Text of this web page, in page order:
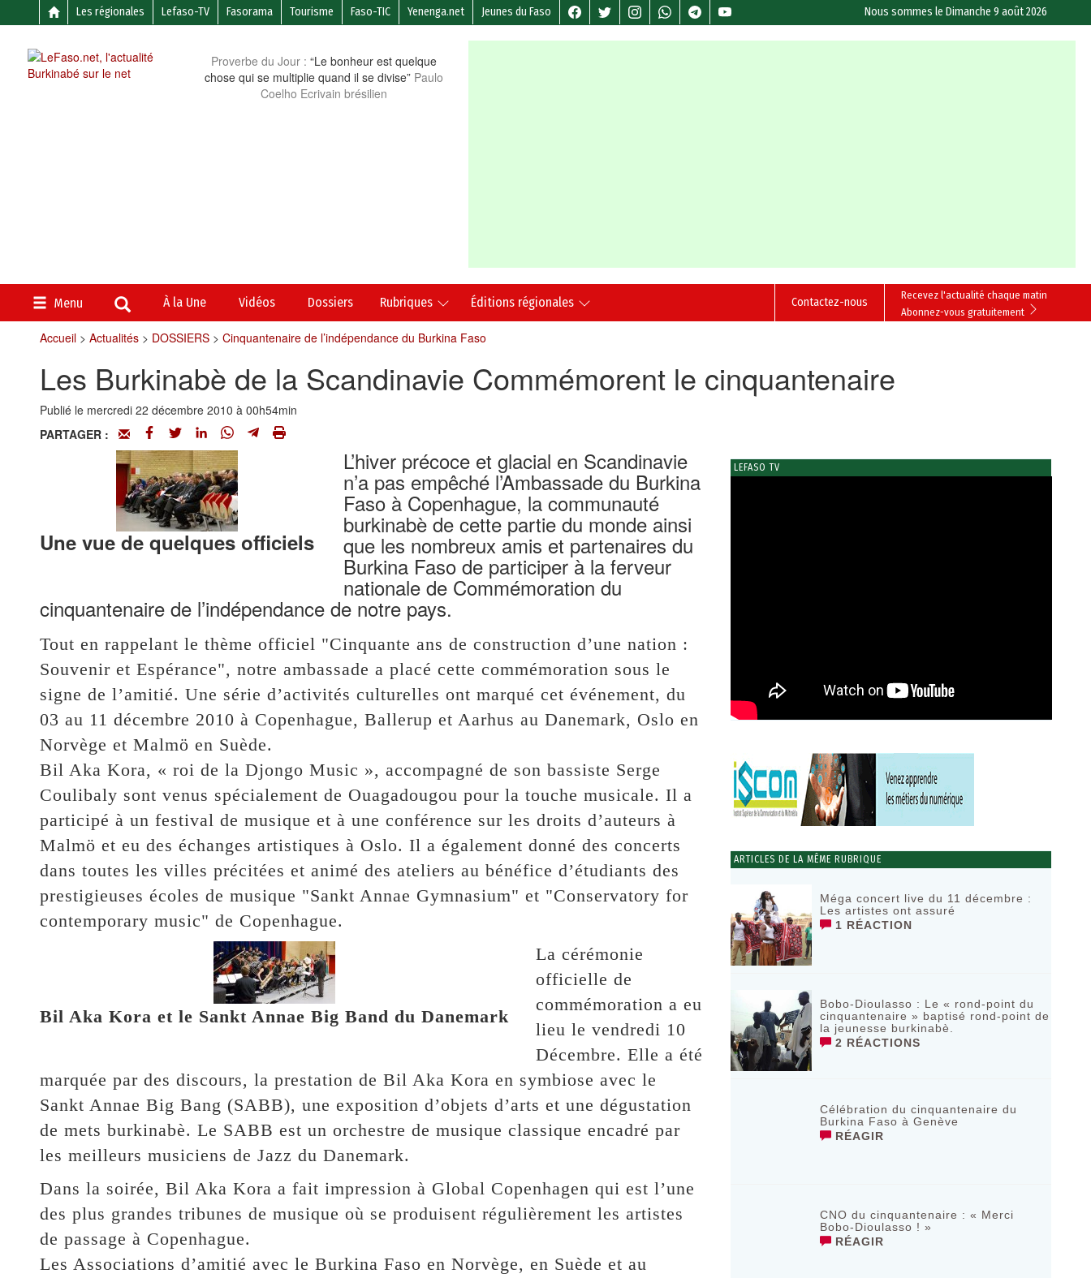
Les régionales Lefaso-TV Fasorama Tourisme Faso-TIC Yenenga.net Jeunes du Faso Nous sommes leDimanche 9 août 2026
Proverbe du Jour : “Le bonheur est quelque
chose qui se multiplie quand il se divise” Paulo
Coelho Ecrivain brésilien
Menu À la Une Vidéos Dossiers Rubriques Éditions régionales
Recevez l'actualité chaque matin
Abonnez-vous gratuitement
Contactez-nous
Accueil> Actualités> DOSSIERS> Cinquantenaire de l’indépendance du Burkina Faso
Les Burkinabè de la Scandinavie Commémorent le cinquantenaire
Publié le mercredi 22 décembre 2010 à 00h54min
PARTAGER :
Une vue de quelques officiels
L’hiver précoce et glacial en Scandinavie
n’a pas empêché l’Ambassade du Burkina
Faso à Copenhague, la communauté
burkinabè de cette partie du monde ainsi
que les nombreux amis et partenaires du
Burkina Faso de participer à la ferveur
nationale de Commémoration du
cinquantenaire de l’indépendance de notre pays.
Tout en rappelant le thème officiel "Cinquante ans de construction d’une nation :
Souvenir et Espérance", notre ambassade a placé cette commémoration sous le
signe de l’amitié. Une série d’activités culturelles ont marqué cet événement, du
03 au 11 décembre 2010 à Copenhague, Ballerup et Aarhus au Danemark, Oslo en
Norvège et Malmö en Suède.
Bil Aka Kora, « roi de la Djongo Music », accompagné de son bassiste Serge
Coulibaly sont venus spécialement de Ouagadougou pour la touche musicale. Il a
participé à un festival de musique et à une conférence sur les droits d’auteurs à
Malmö et eu des échanges artistiques à Oslo. Il a également donné des concerts
dans toutes les villes précitées et animé des ateliers au bénéfice d’étudiants des
prestigieuses écoles de musique "Sankt Annae Gymnasium" et "Conservatory for
contemporary music" de Copenhague.
Bil Aka Kora et le Sankt Annae Big Band du Danemark
La cérémonie
officielle de
commémoration a eu
lieu le vendredi 10
Décembre. Elle a été
marquée par des discours, la prestation de Bil Aka Kora en symbiose avec le
Sankt Annae Big Bang (SABB), une exposition d’objets d’arts et une dégustation
de mets burkinabè. Le SABB est un orchestre de musique classique encadré par
les meilleurs musiciens de Jazz du Danemark.
Dans la soirée, Bil Aka Kora a fait impression à Global Copenhagen qui est l’une
des plus grandes tribunes de musique où se produisent régulièrement les artistes
de passage à Copenhague.
Les Associations d’amitié avec le Burkina Faso en Norvège, en Suède et au
LEFASO TV
ARTICLES DE LA MÊME RUBRIQUE
Méga concert live du 11 décembre :
Les artistes ont assuré
1 RÉACTION
Bobo-Dioulasso : Le « rond-point du
cinquantenaire » baptisé rond-point de
la jeunesse burkinabè.
2 RÉACTIONS
Célébration du cinquantenaire du
Burkina Faso à Genève
RÉAGIR
CNO du cinquantenaire : « Merci
Bobo-Dioulasso ! »
RÉAGIR